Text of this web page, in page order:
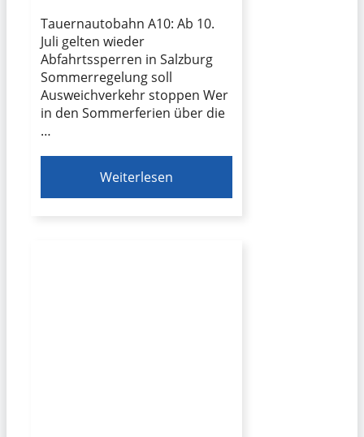
Tauernautobahn A10: Ab 10.
Juli gelten wieder
Abfahrtssperren in Salzburg
Sommerregelung soll
Ausweichverkehr stoppen Wer
in den Sommerferien über die
…
Weiterlesen